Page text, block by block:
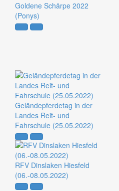
Goldene Schärpe 2022
(Ponys)
Geländepferdetag in der
Landes Reit- und
Fahrschule (25.05.2022)
RFV Dinslaken Hiesfeld
(06.-08.05.2022)